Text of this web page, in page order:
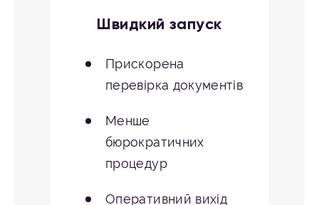
Швидкий запуск
Прискорена
перевірка документів
Менше
бюрократичних
процедур
Оперативний вихід